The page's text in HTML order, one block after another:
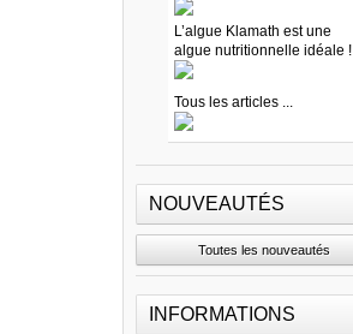
L’algue Klamath est une
algue nutritionnelle idéale !
Tous les articles ...
NOUVEAUTÉS
Toutes les nouveautés
INFORMATIONS